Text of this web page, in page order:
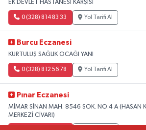
EK DEVLET HASTANESİ KARŞISI
0 (328) 814 83 33 Yol Tarifi Al
Burcu Eczanesi
KURTULUŞ SAĞLIK OCAĞI YANI
0 (328) 812 56 78 Yol Tarifi Al
Pınar Eczanesi
MİMAR SİNAN MAH. 8546 SOK. NO:4 A (HASAN
MERKEZİ CİVARI)